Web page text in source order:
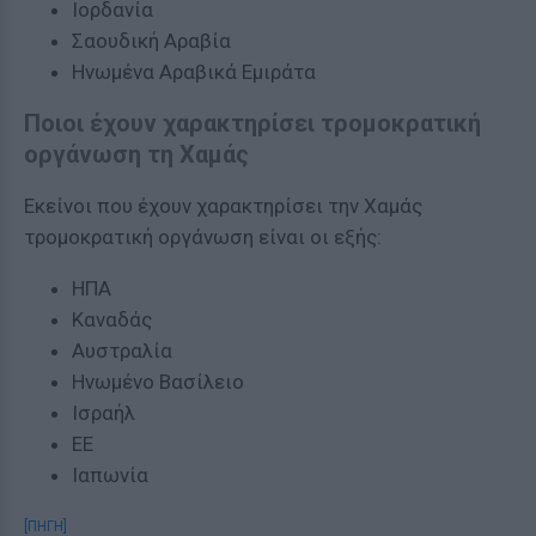
Ιορδανία
Σαουδική Αραβία
Ηνωμένα Αραβικά Εμιράτα
Ποιοι έχουν χαρακτηρίσει τρομοκρατική
οργάνωση τη Χαμάς
Εκείνοι που έχουν χαρακτηρίσει την Χαμάς
τρομοκρατική οργάνωση είναι οι εξής:
ΗΠΑ
Καναδάς
Αυστραλία
Ηνωμένο Βασίλειο
Ισραήλ
ΕΕ
Ιαπωνία
[ΠΗΓΗ]